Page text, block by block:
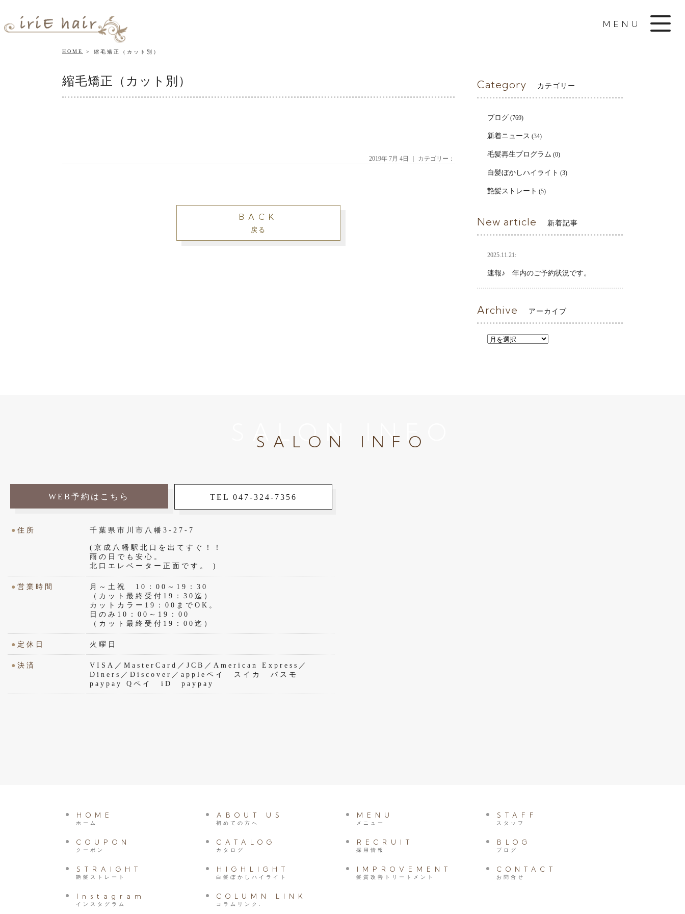
MENU
HOME 縮毛矯正（カット別）
縮毛矯正（カット別）
2019年 7月 4日 ｜ カテゴリー：
BACK
戻る
Category カテゴリー
ブログ (769)
新着ニュース (34)
毛髪再生プログラム (0)
白髪ぼかしハイライト (3)
艶髪ストレート (5)
New article 新着記事
2025.11.21:
速報♪ 年内のご予約状況です。
Archive アーカイブ
SALON INFO
SALON INFO
WEB予約はこちら TEL 047-324-7356
● 住所 千葉県市川市八幡3-27-7
(京成八幡駅北口を出てすぐ！！
雨の日でも安心。
北口エレベーター正面です。 )
● 営業時間
月～土祝 10：00～19：30
（カット最終受付19：30迄）
カットカラー19：00までOK。
日のみ10：00～19：00
（カット最終受付19：00迄）
● 定休日 火曜日
● 決済
VISA／MasterCard／JCB／American Express／
Diners／Discover／appleペイ スイカ パスモ
paypay Qペイ iD paypay
HOME
ホーム
ABOUT US
初めての方へ
MENU
メニュー
STAFF
スタッフ
COUPON
クーポン
CATALOG
カタログ
RECRUIT
採用情報
BLOG
ブログ
STRAIGHT
艶髪ストレート
HIGHLIGHT
白髪ぼかしハイライト
IMPROVEMENT
髪質改善トリートメント
CONTACT
お問合せ
Instagram
インスタグラム
COLUMN LINK
コラムリンク.